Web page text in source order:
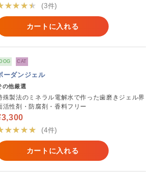
(3件)
カートに入れる
DOG CAT
ーダンジェル
の他厳選
殊製法のミネラル電解水で作った歯磨きジェル界
活性剤・防腐剤・香料フリー
(4件)
カートに入れる